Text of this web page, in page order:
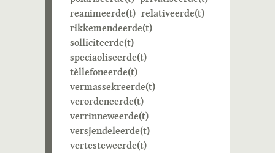
reanimeerde(t) relativeerde(t)
rikkemendeerde(t)
solliciteerde(t)
speciaoliseerde(t)
tèllefoneerde(t)
vermassekreerde(t)
verordeneerde(t)
verrinneweerde(t)
versjendeleerde(t)
vertesteweerde(t)